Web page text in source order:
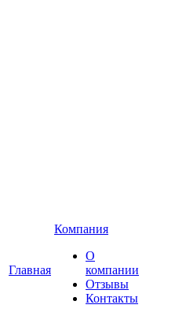
Главная
Компания
О
компании
Отзывы
Контакты